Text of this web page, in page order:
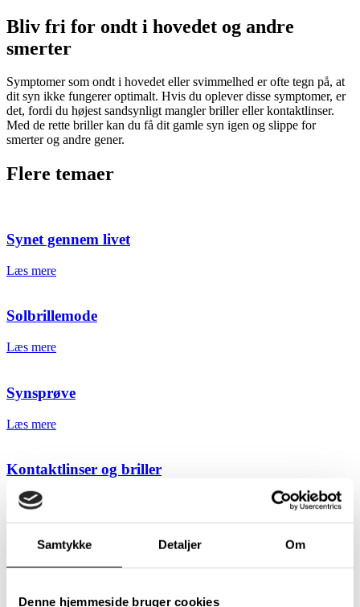
Samtykke Detaljer Om
Denne hjemmeside bruger cookies
Bliv fri for ondt i hovedet og andre
smerter
Symptomer som ondt i hovedet eller svimmelhed er ofte tegn på, at
dit syn ikke fungerer optimalt. Hvis du oplever disse symptomer, er
det, fordi du højest sandsynligt mangler briller eller kontaktlinser.
Med de rette briller kan du få dit gamle syn igen og slippe for
smerter og andre gener.
Flere temaer
Synet gennem livet
Læs mere
Solbrillemode
Læs mere
Synsprøve
Læs mere
Kontaktlinser og briller
Læs mere
Designersolbriller